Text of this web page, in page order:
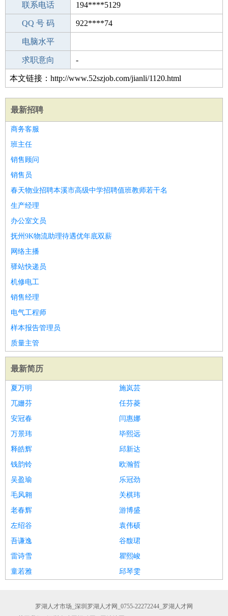
期望月薪
联系电话 194****5129
手机号码 194****5129
QQ 号 码 922****74
微信号码
电脑水平
外语水平
求职意向 -
本文链接：http://www.52szjob.com/jianli/1120.html
最新招聘
商务客服
班主任
销售顾问
销售员
春天物业招聘本溪市高级中学招聘值班教师若干名
生产经理
办公室文员
抚州9K物流助理待遇优年底双薪
网络主播
驿站快递员
机修电工
销售经理
电气工程师
样本报告管理员
质量主管
最新简历
夏万明
施岚芸
兀姗芬
任芬菱
安冠春
闫惠娜
万景玮
毕熙远
释皓辉
邱新达
钱韵铃
欧瀚哲
吴盈瑜
乐冠劲
毛风翱
关棋玮
老春辉
游博盛
左绍谷
袁伟硕
吾谦逸
谷馥珺
雷诗雪
瞿熙峻
童若雅
邱琴雯
罗湖人才市场_深圳罗湖人才网_0755-22272244_罗湖人才网